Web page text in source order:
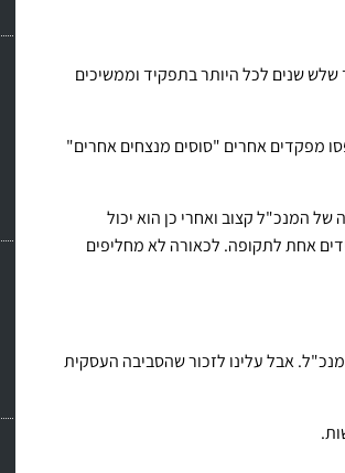
שנים לכל היותר בתפקיד וממשיכים
מפקדים אחרים "סוסים מנצחים אחרים"
המנכ"ל קצוב ואחרי כן הוא יכול
אחת לתקופה. לכאורה לא מחליפים
אבל עלינו לזכור שהסביבה העסקית